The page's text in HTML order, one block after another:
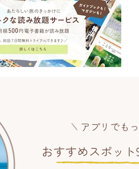
アプリでも
おすすめスポッ